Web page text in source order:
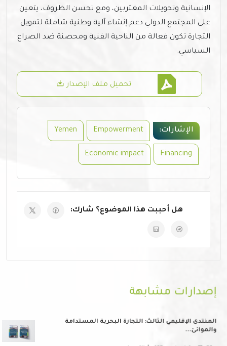
الإنسانية وتحويلات المغتربين، ومع تحسن الظروف، يتعين
على المجتمع الدولي دعم إنشاء آلية وطنية شاملة لتمويل
التجارة تكون فعالة من الناحية الفنية ومحصنة ضد الصراع
السياسي.
تحميل ملف الإصدار
الإشارات: Empowerment
Yemen
Financing
Economic impact
هل أحببت هذا الموضوع؟ شارك:
إصدارات مشابهة
المنتدى الإقليمي الثالث: التجارة البحرية المستدامة
والموانئ...